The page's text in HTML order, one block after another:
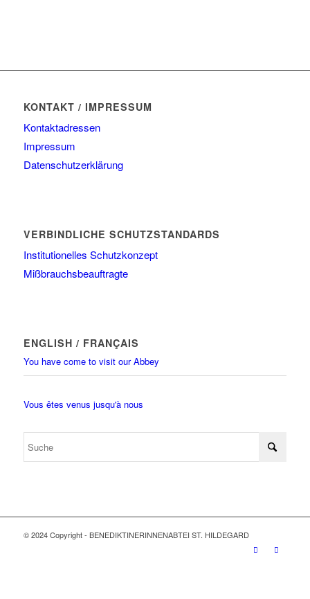
KONTAKT / IMPRESSUM
Kontaktadressen
Impressum
Datenschutzerklärung
VERBINDLICHE SCHUTZSTANDARDS
Institutionelles Schutzkonzept
Mißbrauchsbeauftragte
ENGLISH / FRANÇAIS
You have come to visit our Abbey
Vous êtes venus jusqu'à nous
© 2024 Copyright - BENEDIKTINERINNENABTEI ST. HILDEGARD